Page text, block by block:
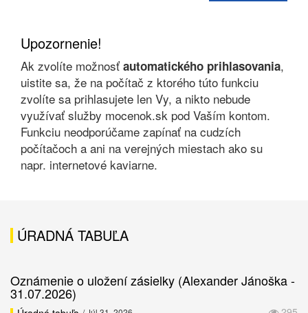
Upozornenie!
Ak zvolíte možnosťautomatického prihlasovania,
uistite sa, že na počítač z ktorého túto funkciu
zvolíte sa prihlasujete len Vy, a nikto nebude
využívať služby mocenok.sk pod Vaším kontom.
Funkciu neodporúčame zapínať na cudzích
počítačoch a ani na verejných miestach ako su
napr. internetové kaviarne.
ÚRADNÁ TABUĽA
Oznámenie o uložení zásielky (Alexander Jánoška -
31.07.2026)